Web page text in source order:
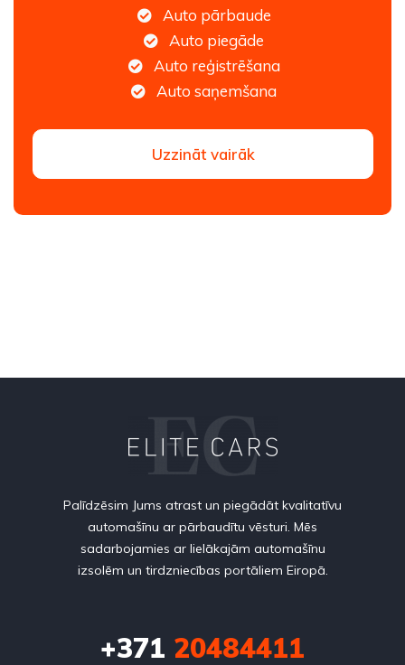
Auto pārbaude
Auto piegāde
Auto reģistrēšana
Auto saņemšana
Uzzināt vairāk
Palīdzēsim Jums atrast un piegādāt kvalitatīvu
automašīnu ar pārbaudītu vēsturi. Mēs
sadarbojamies ar lielākajām automašīnu
izsolēm un tirdzniecības portāliem Eiropā.
+371 20484411